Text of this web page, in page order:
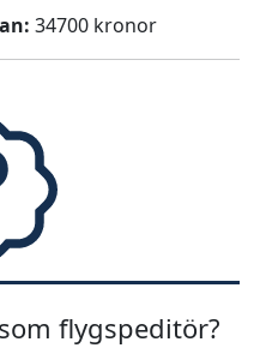
34700 kronor
flygspeditör?